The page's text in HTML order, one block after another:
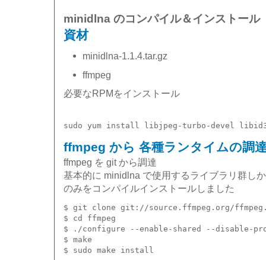
minidlna のコンパイル＆インストール
資材
minidlna-1.1.4.tar.gz
ffmpeg
必要なRPMをインストール
ffmpeg から 各種ランタイムの調
ffmpeg を git から調達
基本的に minidlna で使用するライブラリ群し
のみをコンパイルインストールしました
$ git clone git://source.ffmpeg.org/
$ cd ffmpeg
$ ./configure --enable-shared --disable-
$ make